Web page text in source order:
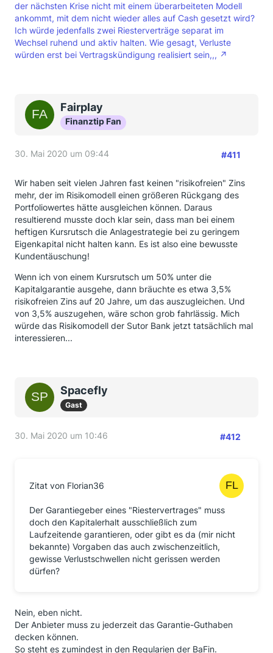
der nächsten Krise nicht mit einem überarbeiteten Modell
ankommt, mit dem nicht wieder alles auf Cash gesetzt wird?
Ich würde jedenfalls zwei Riesterverträge separat im
Wechsel ruhend und aktiv halten. Wie gesagt, Verluste
würden erst bei Vertragskündigung realisiert sein,,,
Fairplay
Finanztip Fan
30. Mai 2020 um 09:44 #411
Wir haben seit vielen Jahren fast keinen "risikofreien" Zins
mehr, der im Risikomodell einen größeren Rückgang des
Portfoliowertes hätte ausgleichen können. Daraus
resultierend musste doch klar sein, dass man bei einem
heftigen Kursrutsch die Anlagestrategie bei zu geringem
Eigenkapital nicht halten kann. Es ist also eine bewusste
Kundentäuschung!
Wenn ich von einem Kursrutsch um 50% unter die
Kapitalgarantie ausgehe, dann bräuchte es etwa 3,5%
risikofreien Zins auf 20 Jahre, um das auszugleichen. Und
von 3,5% auszugehen, wäre schon grob fahrlässig. Mich
würde das Risikomodell der Sutor Bank jetzt tatsächlich mal
interessieren...
Spacefly
Gast
30. Mai 2020 um 10:46 #412
Zitat von Florian36
Der Garantiegeber eines "Riestervertrages" muss
doch den Kapitalerhalt ausschließlich zum
Laufzeitende garantieren, oder gibt es da (mir nicht
bekannte) Vorgaben das auch zwischenzeitlich,
gewisse Verlustschwellen nicht gerissen werden
dürfen?
Nein, eben nicht.
Der Anbieter muss zu jederzeit das Garantie-Guthaben
decken können.
So steht es zumindest in den Regularien der BaFin.